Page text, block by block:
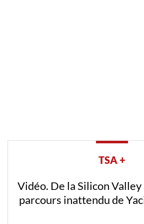
TSA +
Vidéo. De la Silicon Valley
parcours inattendu de